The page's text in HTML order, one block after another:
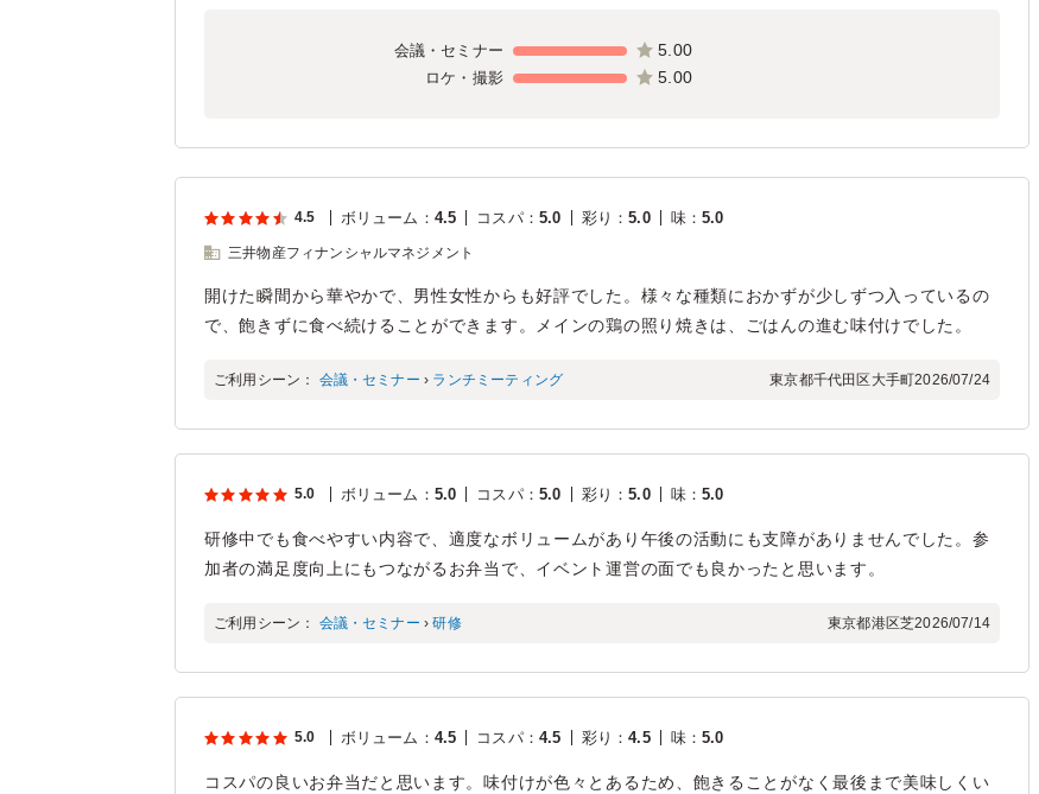
会議・セミナー 5.00
ロケ・撮影 5.00
4.5 ボリューム ： 4.5 コスパ： 5.0 彩り ：5.0 味：5.0
三井物産フィナンシャルマネジメント
開けた瞬間から華やかで、男性女性からも好評でした。様々な種類におかずが少しずつ入っているの
で、飽きずに食べ続けることができます。メインの鶏の照り焼きは、ごはんの進む味付けでした。
ご利用シーン： 会議・セミナー › ランチミーティング 東京都千代田区大手町2026/07/24
5.0 ボリューム ： 5.0 コスパ： 5.0 彩り ：5.0 味：5.0
研修中でも食べやすい内容で、適度なボリュームがあり午後の活動にも支障がありませんでした。参
加者の満足度向上にもつながるお弁当で、イベント運営の面でも良かったと思います。
ご利用シーン： 会議・セミナー ›研修 東京都港区芝2026/07/14
5.0 ボリューム ： 4.5 コスパ： 4.5 彩り ：4.5 味：5.0
コスパの良いお弁当だと思います。味付けが色々とあるため、飽きることがなく最後まで美味しくい